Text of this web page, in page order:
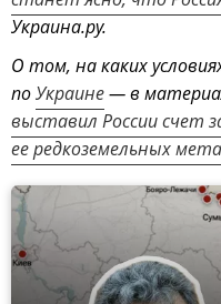
Украина.ру.
О том, на каких
поУкраине— в
выставил России счет
ее редкоземельных